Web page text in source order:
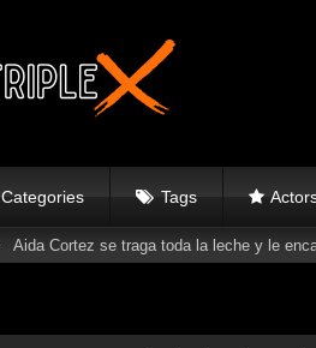
Categories Tags
Aida Cortez se traga toda la leche y le